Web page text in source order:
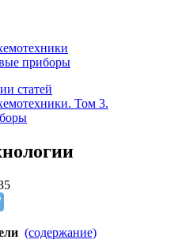
приборы
статей
Том 3.
(содержание)